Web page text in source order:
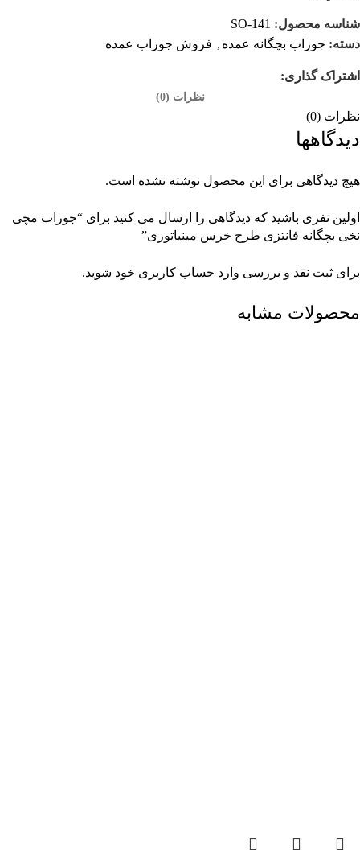
شناسه محصول: SO-141
دسته: جوراب بچگانه عمده , فروش جوراب عمده
اشتراک گذاری:
نظرات (0)
نظرات (0)
دیدگاهها
هیچ دیدگاهی برای این محصول نوشته نشده است.
اولین نفری باشید که دیدگاهی را ارسال می کنید برای “جوراب مچی
نخی بچگانه فانتزی طرح خرس مینیاتوری”
برای ثبت نقد و بررسی وارد حساب کاربری خود شوید.
محصولات مشابه